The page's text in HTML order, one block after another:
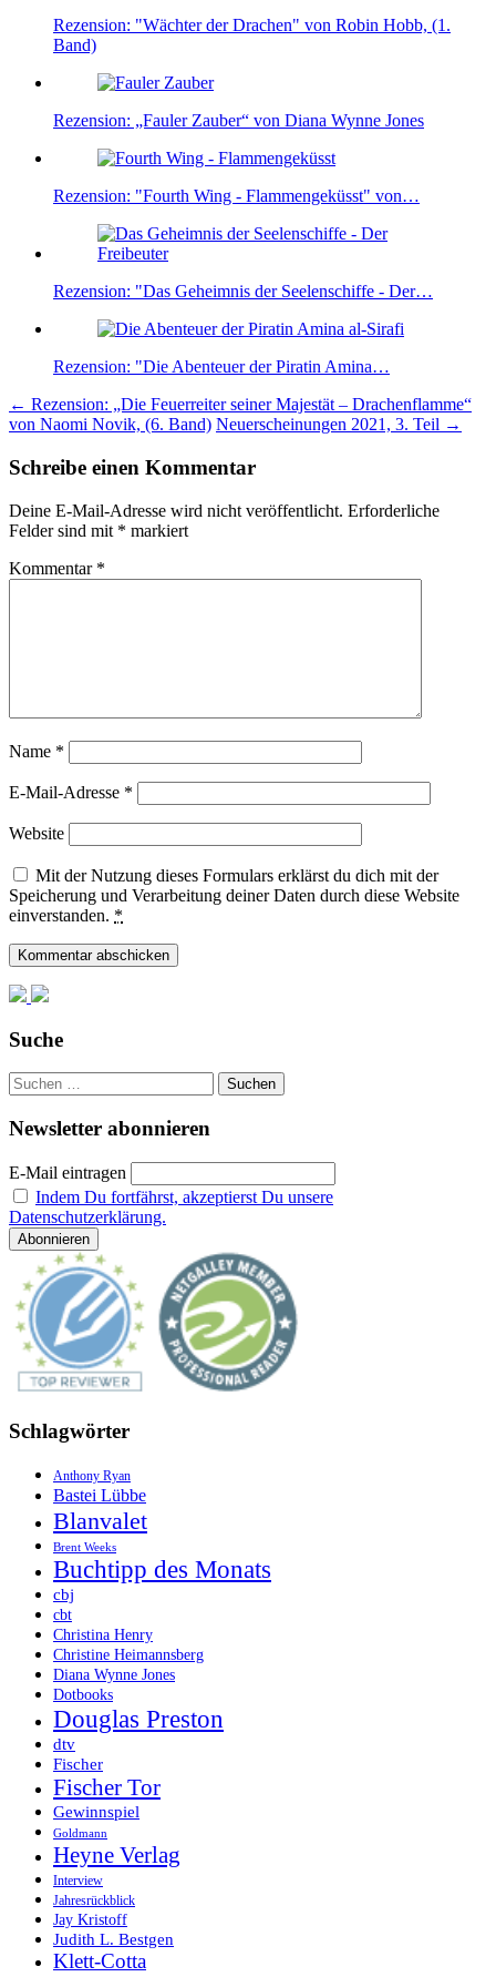
Rezension: "Wächter der Drachen" von Robin Hobb, (1.
Band)
Rezension: „Fauler Zauber“ von Diana Wynne Jones
Rezension: "Fourth Wing - Flammengeküsst" von…
Rezension: "Das Geheimnis der Seelenschiffe - Der…
Rezension: "Die Abenteuer der Piratin Amina…
Beitragsnavigation
← Rezension: „Die Feuerreiter seiner Majestät – Drachenflamme“
von Naomi Novik, (6. Band) Neuerscheinungen 2021, 3. Teil →
Schreibe einen Kommentar
Deine E-Mail-Adresse wird nicht veröffentlicht. Erforderliche
Felder sind mit * markiert
Kommentar *
Name *
E-Mail-Adresse *
Website
Mit der Nutzung dieses Formulars erklärst du dich mit der
Speicherung und Verarbeitung deiner Daten durch diese Website
einverstanden. *
Suche
Suchen
nach:
Newsletter abonnieren
E-Mail eintragen
Indem Du fortfährst, akzeptierst Du unsere
Datenschutzerklärung.
Schlagwörter
Anthony Ryan
Bastei Lübbe
Blanvalet
Brent Weeks
Buchtipp des Monats
cbj
cbt
Christina Henry
Christine Heimannsberg
Diana Wynne Jones
Dotbooks
Douglas Preston
dtv
Fischer
Fischer Tor
Gewinnspiel
Goldmann
Heyne Verlag
Interview
Jahresrückblick
Jay Kristoff
Judith L. Bestgen
Klett-Cotta